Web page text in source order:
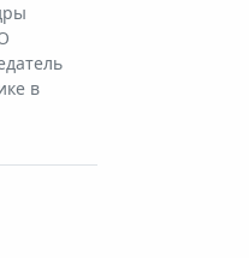
в